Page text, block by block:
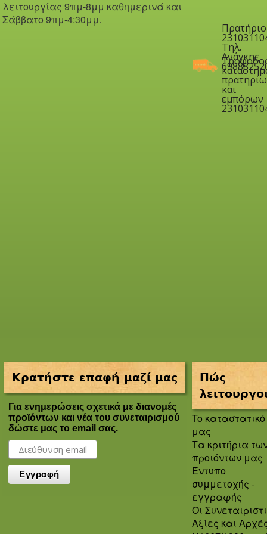
λειτουργίας 9πμ-8μμ καθημερινά και
Σάββατο 9πμ-4:30μμ.
Πρατήριο
Τηλ.
Ανάγκης
και
εμπόρων
Κρατήστε επαφή μαζί μας
Για ενημερώσεις σχετικά με διανομές
προϊόντων και νέα του συνεταιρισμού
δώστε μας το email σας.
Πώς
To καταστατικό
μας
Τα κριτήρια
προιόντων μας
Έντυπο
συμμετοχής -
εγγραφής
Οι
Αξίες και